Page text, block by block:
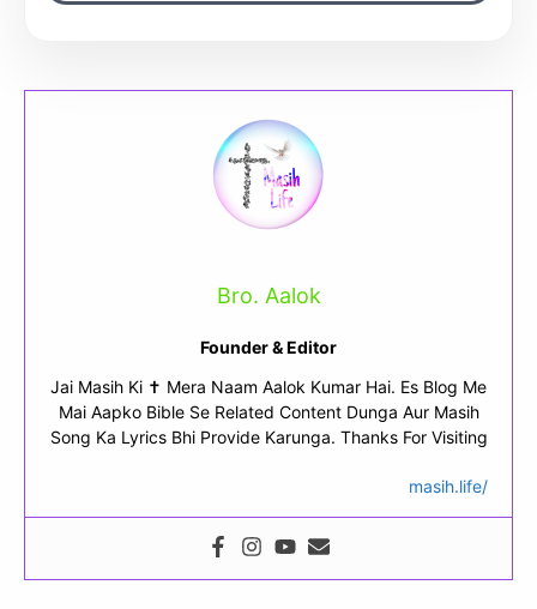
Bro. Aalok
Founder & Editor
Jai Masih Ki ✝ Mera Naam Aalok Kumar Hai. Es Blog Me
Mai Aapko Bible Se Related Content Dunga Aur Masih
Song Ka Lyrics Bhi Provide Karunga. Thanks For Visiting
masih.life/